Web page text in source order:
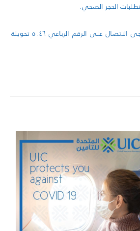
الحجر الصحي.
لمزيد من المعلومات يرجى الاتصال على الرقم الرباعي ٥٠٤٦ تحويلة